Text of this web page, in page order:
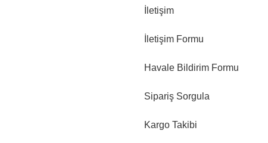
İletişim
İletişim Formu
Havale Bildirim Formu
Sipariş Sorgula
Kargo Takibi